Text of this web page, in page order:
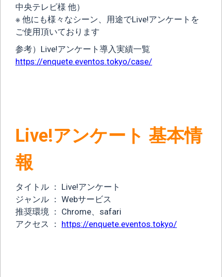
中央テレビ様 他）
※ 他にも様々なシーン、用途でLive!アンケートを
ご使用頂いております
参考）Live!アンケート導入実績一覧
https://enquete.eventos.tokyo/case/
Live!アンケート 基本情
報
タイトル ： Live!アンケート
ジャンル ： Webサービス
推奨環境 ： Chrome、safari
アクセス ： https://enquete.eventos.tokyo/